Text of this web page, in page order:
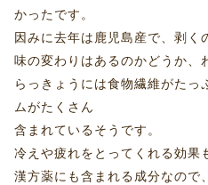
かったです。
因みに去年は鹿児島産で、剥く
味の変わりはあるのかどうか、
らっきょうには食物繊維がたっ
ムがたくさん
含まれているそうです。
冷えや疲れをとってくれる効果
漢方薬にも含まれる成分なので